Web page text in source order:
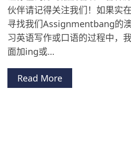
伙伴请记得关注我们！如果实
寻找我们Assignmentbang的
习英语写作或口语的过程中，
面加ing或…
Read More